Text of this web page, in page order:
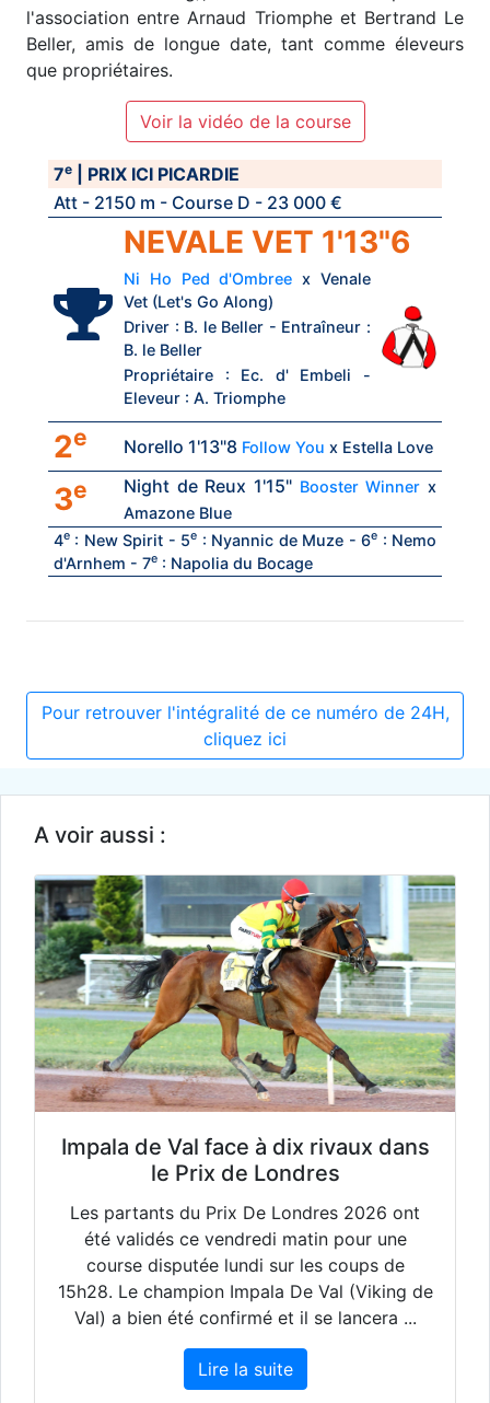
l'association entre Arnaud Triomphe et Bertrand Le
Beller, amis de longue date, tant comme éleveurs
que propriétaires.
Voir la vidéo de la course
7e
| PRIX ICI PICARDIE
Att - 2150 m - Course D - 23 000 €
NEVALE VET 1'13"6
Ni Ho Ped d'Ombree x Venale
Vet (Let's Go Along)
Driver : B. le Beller - Entraîneur :
B. le Beller
Propriétaire : Ec. d' Embeli -
Eleveur : A. Triomphe
2e Norello 1'13"8 Follow You x Estella Love
3e Night de Reux 1'15" Booster Winner x
Amazone Blue
4e : New Spirit - 5e : Nyannic de Muze - 6e : Nemo
d'Arnhem - 7e : Napolia du Bocage
Pour retrouver l'intégralité de ce numéro de 24H,
cliquez ici
A voir aussi :
Impala de Val face à dix rivaux dans
le Prix de Londres
Les partants du Prix De Londres 2026 ont
été validés ce vendredi matin pour une
course disputée lundi sur les coups de
15h28. Le champion Impala De Val (Viking de
Val) a bien été confirmé et il se lancera ...
Lire la suite